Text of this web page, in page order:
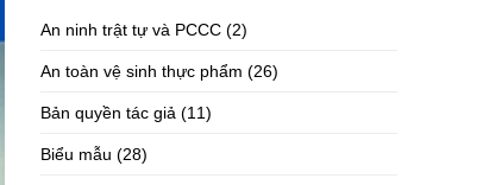
An ninh trật tự và PCCC (2)
An toàn vệ sinh thực phẩm (26)
Bản quyền tác giả (11)
Biểu mẫu (28)